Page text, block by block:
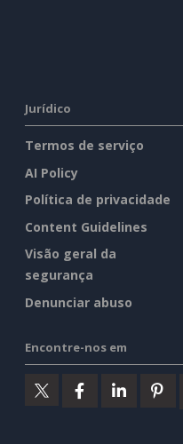
Jurídico
Termos de serviço
AI Policy
Política de privacidade
Content Guidelines
Visão geral da
segurança
Denunciar abuso
Encontre-nos em